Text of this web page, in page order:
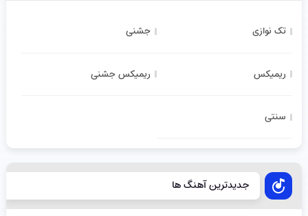
تک نوازی جشنی
ریمیکس ریمیکس جشنی
سنتی
جدیدترین آهنگ ها